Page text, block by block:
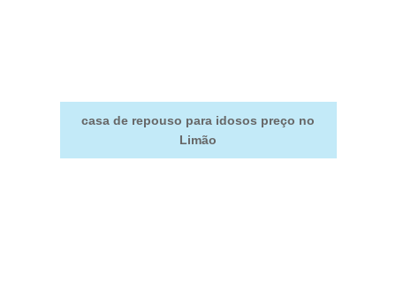
casa de repouso para idosos preço no
Limão